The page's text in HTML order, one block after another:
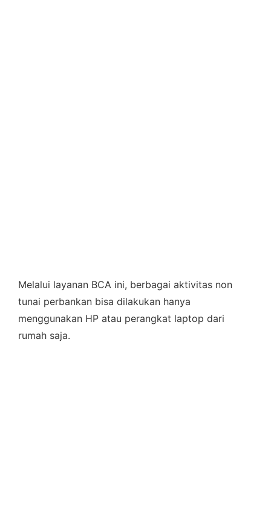
Melalui layanan BCA ini, berbagai aktivitas non
tunai perbankan bisa dilakukan hanya
menggunakan HP atau perangkat laptop dari
rumah saja.